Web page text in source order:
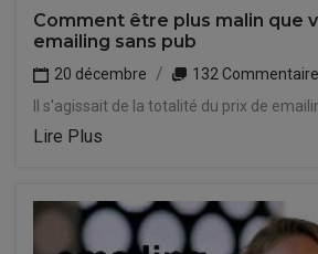
Comment être plus malin que
emailing sans pub
20 décembre
132
Il s'agissait de la totalité du prix de
Lire Plus